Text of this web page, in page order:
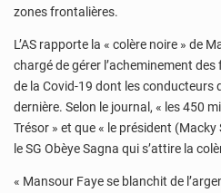
zones frontalières.
L’AS rapporte la « colère noire » de
chargé de gérer l’acheminement
de la Covid-19 dont les conducteurs
dernière. Selon le journal, « les 450
Trésor » et que « le président
le SG Obèye Sagna qui s’attire la
« Mansour Faye se blanchit de